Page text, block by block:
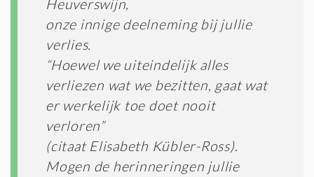
Heuverswijn,
onze innige deelneming bij jullie
verlies.
“Hoewel we uiteindelijk alles
verliezen wat we bezitten, gaat wat
er werkelijk toe doet nooit
verloren”
(citaat Elisabeth Kübler-Ross).
Mogen de herinneringen jullie